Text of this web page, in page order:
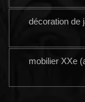
décoration de
mobilier XXe